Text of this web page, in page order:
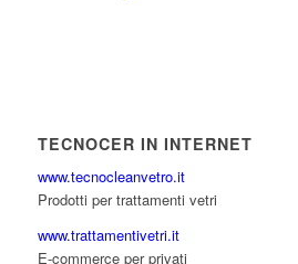
TECNOCER IN INTERNET
www.tecnocleanvetro.it
Prodotti per trattamenti vetri
www.trattamentivetri.it
E-commerce per privati